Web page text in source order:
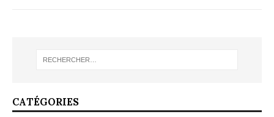
CATÉGORIES